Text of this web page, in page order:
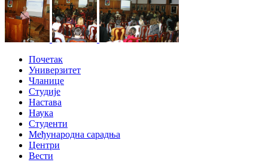
Почетак
Универзитет
Чланице
Студије
Настава
Наука
Студенти
Међународна сарадња
Центри
Вести